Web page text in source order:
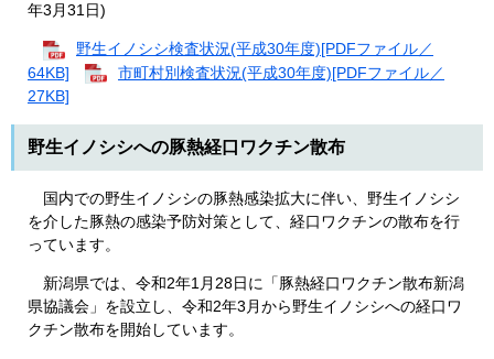
年3月31日)
野生イノシシ検査状況(平成30年度)[PDFファイル／
64KB]
市町村別検査状況(平成30年度)[PDFファイル／
27KB]
野生イノシシへの豚熱経口ワクチン散布
国内での野生イノシシの豚熱感染拡大に伴い、野生イノシシ
を介した豚熱の感染予防対策として、経口ワクチンの散布を行
っています。
新潟県では、令和2年1月28日に「豚熱経口ワクチン散布新潟
県協議会」を設立し、令和2年3月から野生イノシシへの経口ワ
クチン散布を開始しています。